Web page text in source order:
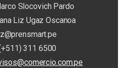
Slocovich Pardo
Liz Ugaz Oscanoa
311 6500